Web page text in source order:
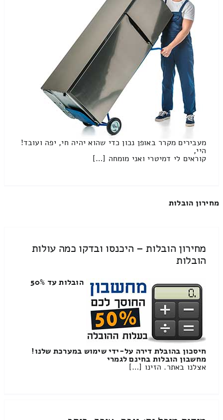
מעבירים מקרר באופן נכון כדי שהוא יהיה חי, יפה ועובד!
היי,
קוראים לי דמיטרי ואני מומחה […]
מחירון הובלות
מחירון הובלות – היכנסו ובדקו כמה עולות
הובלות
הובלות עד 50%
חיסכון בהובלת דירה על-ידי שימוש במערכת שלנו!
מחשבון הובלות בחינם לגמרי
אצלנו באתר. הזינו […]